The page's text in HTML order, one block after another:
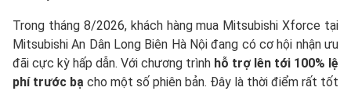
Trong tháng 8/2026, khách hàng mua Mitsubishi Xforce tại
Mitsubishi An Dân Long Biên Hà Nội đang có cơ hội nhận ưu
đãi cực kỳ hấp dẫn. Với chương trình hỗ trợ lên tới 100% lệ
phí trước bạ cho một số phiên bản. Đây là thời điểm rất tốt